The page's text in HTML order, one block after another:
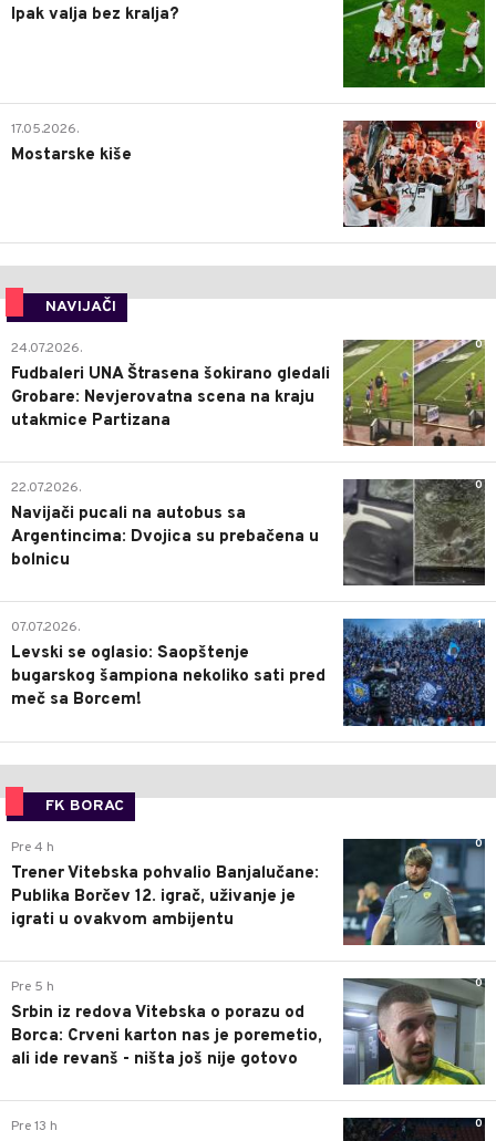
Ipak valja bez kralja?
0
17.05.2026.
Mostarske kiše
NAVIJAČI
0
24.07.2026.
Fudbaleri UNA Štrasena šokirano gledali
Grobare: Nevjerovatna scena na kraju
utakmice Partizana
0
22.07.2026.
Navijači pucali na autobus sa
Argentincima: Dvojica su prebačena u
bolnicu
1
07.07.2026.
Levski se oglasio: Saopštenje
bugarskog šampiona nekoliko sati pred
meč sa Borcem!
FK BORAC
0
Pre 4 h
Trener Vitebska pohvalio Banjalučane:
Publika Borčev 12. igrač, uživanje je
igrati u ovakvom ambijentu
0
Pre 5 h
Srbin iz redova Vitebska o porazu od
Borca: Crveni karton nas je poremetio,
ali ide revanš - ništa još nije gotovo
0
Pre 13 h